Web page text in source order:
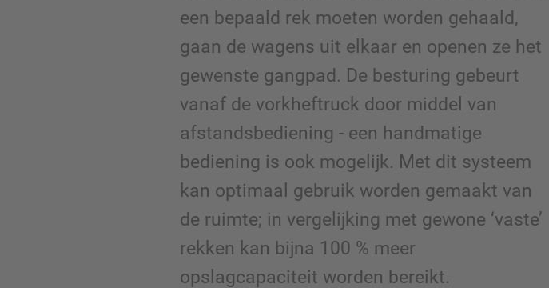
een bepaald rek moeten worden gehaald,
gaan de wagens uit elkaar en openen ze het
gewenste gangpad. De besturing gebeurt
vanaf de vorkheftruck door middel van
afstandsbediening - een handmatige
bediening is ook mogelijk. Met dit systeem
kan optimaal gebruik worden gemaakt van
de ruimte; in vergelijking met gewone ‘vaste’
rekken kan bijna 100 % meer
opslagcapaciteit worden bereikt.